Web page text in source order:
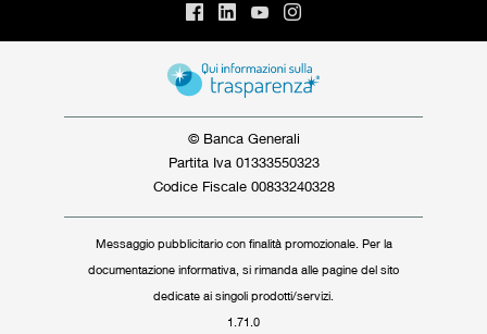
© Banca Generali
Partita Iva 01333550323
Codice Fiscale 00833240328
Messaggio pubblicitario con finalità promozionale. Per la
documentazione informativa, si rimanda alle pagine del sito
dedicate ai singoli prodotti/servizi.
1.71.0